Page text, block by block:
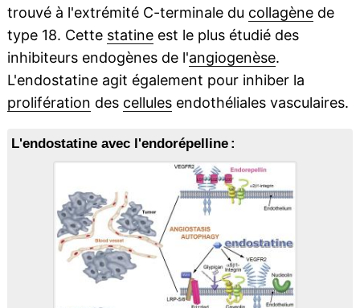
trouvé à l'extrémité C-terminale du collagènede
type 18. Cette statineest le plus étudié des
inhibiteurs endogènes de l'angiogenèse.
L'endostatine agit également pour inhiber la
prolifération des cellulesendothéliales vasculaires.
L'endostatine avec l'endorépelline :